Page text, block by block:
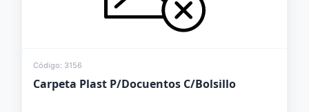
Código: 3156
Carpeta Plast P/Docuentos C/Bolsillo